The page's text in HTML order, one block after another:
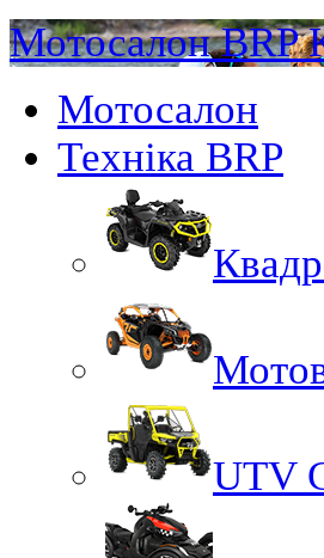
Мотосалон BRP
Мотосалон
Техніка BRP
UTV